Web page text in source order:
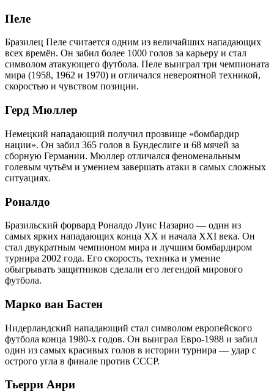
Пеле
Бразилец Пеле считается одним из величайших нападающих
всех времён. Он забил более 1000 голов за карьеру и стал
символом атакующего футбола. Пеле выиграл три чемпионата
мира (1958, 1962 и 1970) и отличался невероятной техникой,
скоростью и чувством позиции.
Герд Мюллер
Немецкий нападающий получил прозвище «бомбардир
нации». Он забил 365 голов в Бундеслиге и 68 мячей за
сборную Германии. Мюллер отличался феноменальным
голевым чутьём и умением завершать атаки в самых сложных
ситуациях.
Роналдо
Бразильский форвард Роналдо Луис Назарио — один из
самых ярких нападающих конца XX и начала XXI века. Он
стал двукратным чемпионом мира и лучшим бомбардиром
турнира 2002 года. Его скорость, техника и умение
обыгрывать защитников сделали его легендой мирового
футбола.
Марко ван Бастен
Нидерландский нападающий стал символом европейского
футбола конца 1980-х годов. Он выиграл Евро-1988 и забил
один из самых красивых голов в истории турнира — удар с
острого угла в финале против СССР.
Тьерри Анри